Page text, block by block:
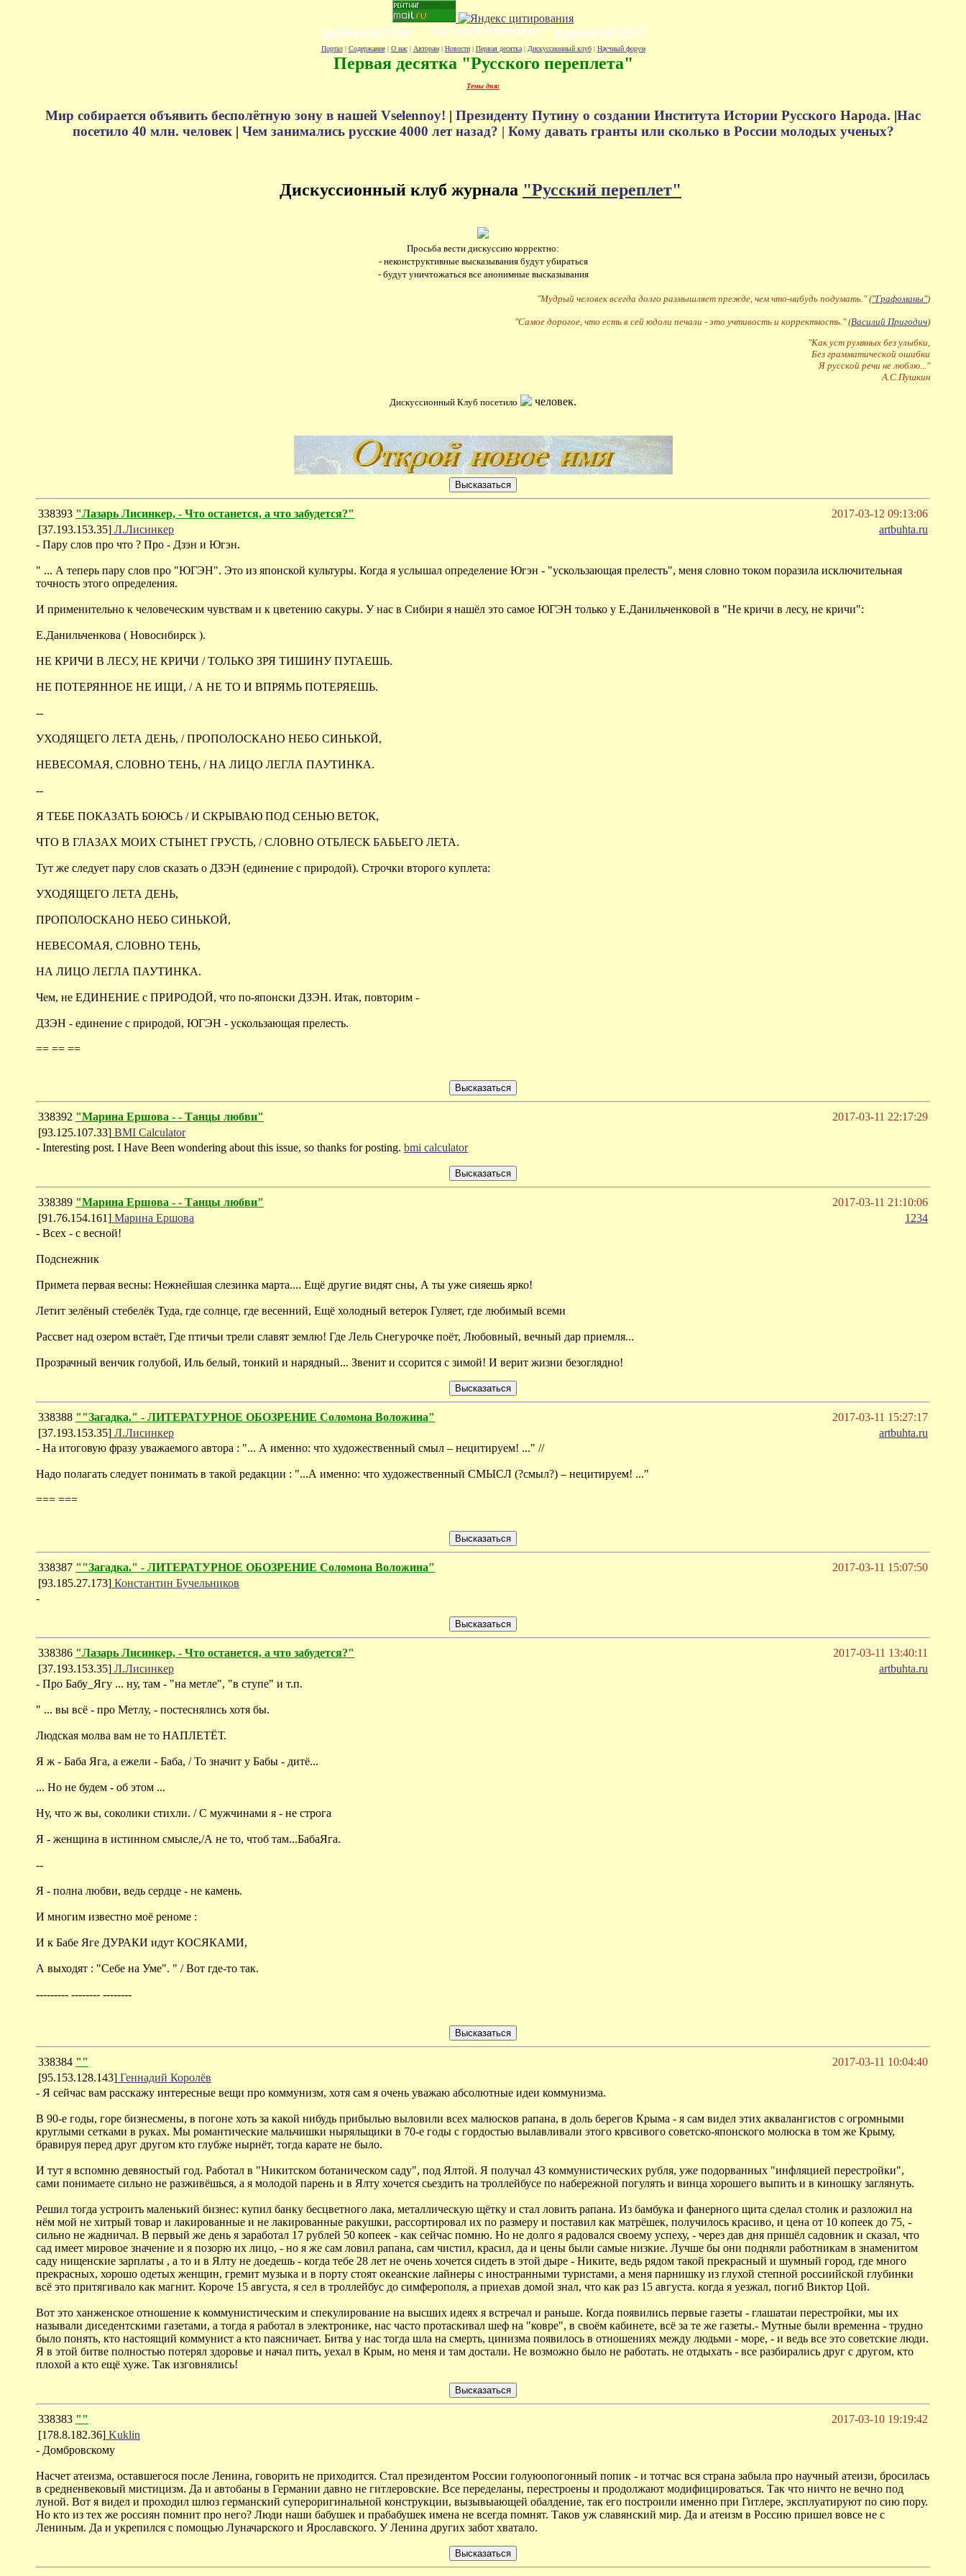
Портал| Содержание| О нас| Авторам| Новости| Первая десятка| Дискуссионный клуб| Научный форум
Первая десятка "Русского переплета"
Темы дня:
Мир собирается объявить бесполётную зону в нашей Vselennoy! | Президенту Путину о создании Института Истории Русского Народа. |Нас
посетило 40 млн. человек| Чем занимались русские 4000 лет назад? | Кому давать гранты или сколько в России молодых ученых?
Дискуссионный клуб журнала "Русский переплет"
Просьба вести дискуссию корректно:
- неконструктивные высказывания будут убираться
- будут уничтожаться все анонимные высказывания
"Мудрый человек всегда долго размышляет прежде, чем что-нибудь подумать." ("Графоманы")
"Самое дорогое, что есть в сей юдоли печали - это учтивость и корректность." (Василий Пригодич)
"Как уст румяных без улыбки,
Без грамматической ошибки
Я русской речи не люблю..."
А.С.Пушкин
Дискуссионный Клуб посетило человек.
338393 "Лазарь Лисинкер, - Что останется, а что забудется?"
2017-03-12 09:13:06
[37.193.153.35] Л.Лисинкер
artbuhta.ru
- Пару слов про что ? Про - Дзэн и Югэн.
" ... А теперь пару слов про "ЮГЭН". Это из японской культуры. Когда я услышал определение Югэн - "ускользающая прелесть", меня словно током поразила исключительная
точность этого определения.
И применительно к человеческим чувствам и к цветению сакуры. У нас в Сибири я нашёл это самое ЮГЭН только у Е.Данильченковой в "Не кричи в лесу, не кричи":
Е.Данильченкова ( Новосибирск ).
НЕ КРИЧИ В ЛЕСУ, НЕ КРИЧИ / ТОЛЬКО ЗРЯ ТИШИНУ ПУГАЕШЬ.
НЕ ПОТЕРЯННОЕ НЕ ИЩИ, / А НЕ ТО И ВПРЯМЬ ПОТЕРЯЕШЬ.
--
УХОДЯЩЕГО ЛЕТА ДЕНЬ, / ПРОПОЛОСКАНО НЕБО СИНЬКОЙ,
НЕВЕСОМАЯ, СЛОВНО ТЕНЬ, / НА ЛИЦО ЛЕГЛА ПАУТИНКА.
--
Я ТЕБЕ ПОКАЗАТЬ БОЮСЬ / И СКРЫВАЮ ПОД СЕНЬЮ ВЕТОК,
ЧТО В ГЛАЗАХ МОИХ СТЫНЕТ ГРУСТЬ, / СЛОВНО ОТБЛЕСК БАБЬЕГО ЛЕТА.
Тут же следует пару слов сказать о ДЗЭН (единение с природой). Строчки второго куплета:
УХОДЯЩЕГО ЛЕТА ДЕНЬ,
ПРОПОЛОСКАНО НЕБО СИНЬКОЙ,
НЕВЕСОМАЯ, СЛОВНО ТЕНЬ,
НА ЛИЦО ЛЕГЛА ПАУТИНКА.
Чем, не ЕДИНЕНИЕ с ПРИРОДОЙ, что по-японски ДЗЭН. Итак, повторим -
ДЗЭН - единение с природой, ЮГЭН - ускользающая прелесть.
== == ==
338392 "Марина Ершова - - Танцы любви"
2017-03-11 22:17:29
[93.125.107.33] BMI Calculator
- Interesting post. I Have Been wondering about this issue, so thanks for posting. bmi calculator
338389 "Марина Ершова - - Танцы любви"
2017-03-11 21:10:06
[91.76.154.161] Марина Ершова
1234
- Всех - с весной!
Подснежник
Примета первая весны: Нежнейшая слезинка марта.... Ещё другие видят сны, А ты уже сияешь ярко!
Летит зелёный стебелёк Туда, где солнце, где весенний, Ещё холодный ветерок Гуляет, где любимый всеми
Рассвет над озером встаёт, Где птичьи трели славят землю! Где Лель Снегурочке поёт, Любовный, вечный дар приемля...
Прозрачный венчик голубой, Иль белый, тонкий и нарядный... Звенит и ссорится с зимой! И верит жизни безоглядно!
338388 ""Загадка." - ЛИТЕРАТУРНОЕ ОБОЗРЕНИЕ Соломона Воложина"
2017-03-11 15:27:17
[37.193.153.35] Л.Лисинкер
artbuhta.ru
- На итоговую фразу уважаемого автора : "... А именно: что художественный смыл – нецитируем! ..." //
Надо полагать следует понимать в такой редакции : "...А именно: что художественный СМЫСЛ (?смыл?) – нецитируем! ..."
=== ===
338387 ""Загадка." - ЛИТЕРАТУРНОЕ ОБОЗРЕНИЕ Соломона Воложина"
2017-03-11 15:07:50
[93.185.27.173] Константин Бучельников
-
338386 "Лазарь Лисинкер, - Что останется, а что забудется?"
2017-03-11 13:40:11
[37.193.153.35] Л.Лисинкер
artbuhta.ru
- Про Бабу_Ягу ... ну, там - "на метле", "в ступе" и т.п.
" ... вы всё - про Метлу, - постеснялись хотя бы.
Людская молва вам не то НАПЛЕТЁТ.
Я ж - Баба Яга, а ежели - Баба, / То значит у Бабы - дитё...
... Но не будем - об этом ...
Ну, что ж вы, соколики стихли. / С мужчинами я - не строга
Я - женщина в истинном смысле,/А не то, чтоб там...БабаЯга.
--
Я - полна любви, ведь сердце - не камень.
И многим известно моё реноме :
И к Бабе Яге ДУРАКИ идут КОСЯКАМИ,
А выходят : "Себе на Уме". " / Вот где-то так.
--------- -------- --------
338384 ""
2017-03-11 10:04:40
[95.153.128.143] Геннадий Королёв
- Я сейчас вам расскажу интересные вещи про коммунизм, хотя сам я очень уважаю абсолютные идеи коммунизма.
В 90-е годы, горе бизнесмены, в погоне хоть за какой нибудь прибылью выловили всех малюсков рапана, в доль берегов Крыма - я сам видел этих аквалангистов с огромными
круглыми сетками в руках. Мы романтические мальчишки ныряльщики в 70-е годы с гордостью вылавливали этого крвсивого советско-японского молюска в том же Крыму,
бравируя перед друг другом кто глубже нырнёт, тогда карате не было.
И тут я вспомню девяностый год. Работал в "Никитском ботаническом саду", под Ялтой. Я получал 43 коммунистических рубля, уже подорванных "инфляцией перестройки",
сами понимаете сильно не разживёшься, а я молодой парень и в Ялту хочется сьездить на троллейбусе по набережной погулять и винца хорошего выпить и в киношку заглянуть.
Решил тогда устроить маленький бизнес: купил банку бесцветного лака, металлическую щётку и стал ловить рапана. Из бамбука и фанерного щита сделал столик и разложил на
нём мой не хитрый товар и лакированные и не лакированные ракушки, рассортировал их по размеру и поставил как матрёшек, получилось красиво, и цена от 10 копеек до 75, -
сильно не жадничал. В первый же день я заработал 17 рублей 50 копеек - как сейчас помню. Но не долго я радовался своему успеху, - через дав дня пришёл садовник и сказал, что
сад имеет мировое значение и я позорю их лицо, - но я же сам ловил рапана, сам чистил, красил, да и цены были самые низкие. Лучше бы они подняли работникам в знаменитом
саду нищенские зарплаты , а то и в Ялту не доедешь - когда тебе 28 лет не очень хочется сидеть в этой дыре - Никите, ведь рядом такой прекрасный и шумный город, где много
прекрасных, хорошо одетых женщин, гремит музыка и в порту стоят океанские лайнеры с иностранными туристами, а меня парнишку из глухой степной россиийской глубинки
всё это притягивало как магнит. Короче 15 августа, я сел в троллейбус до симферополя, а приехав домой знал, что как раз 15 августа. когда я уезжал, погиб Виктор Цой.
Вот это ханженское отношение к коммунистическим и спекулирование на высших идеях я встречал и раньше. Когда появились первые газеты - глашатаи перестройки, мы их
называли диседентскими газетами, а тогда я работал в электронике, нас часто протаскивал шеф на "ковре", в своём кабинете, всё за те же газеты.- Мутные были временна - трудно
было понять, кто настоящий коммунист а кто паясничает. Битва у нас тогда шла на смерть, цинизма появилось в отношениях между людьми - море, - и ведь все это советские люди.
Я в этой битве полностью потерял здоровье и начал пить, уехал в Крым, но меня и там достали. Не возможно было не работать. не отдыхать - все разбирались друг с другом, кто
плохой а кто ещё хуже. Так изговнялись!
338383 ""
2017-03-10 19:19:42
[178.8.182.36] Kuklin
- Домбровскому
Насчет атеизма, оставшегося после Ленина, говорить не приходится. Стал президентом России голуюопогонный попик - и тотчас вся страна забыла про научный атеизи, бросилась
в средненвековый мистицизм. Да и автобаны в Германии давно не гитлеровские. Все переделаны, перестроены и продолжают модифицироваться. Так что ничто не вечно под
луной. Вот я видел и проходил шлюз германский супероригинальной конструкции, вызывыающей обалдение, так его построили именно при Гитлере, эксплуатируют по сию пору.
Но кто из тех же россиян помнит про него? Люди наши бабушек и прабабушек имена не всегда помнят. Таков уж славянский мир. Да и атеизм в Россию пришел вовсе не с
Лениным. Да и укрепился с помощью Луначарского и Ярославского. У Ленина других забот хватало.